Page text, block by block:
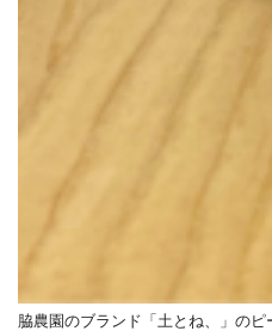
脇農園のブランド「土とね、」の